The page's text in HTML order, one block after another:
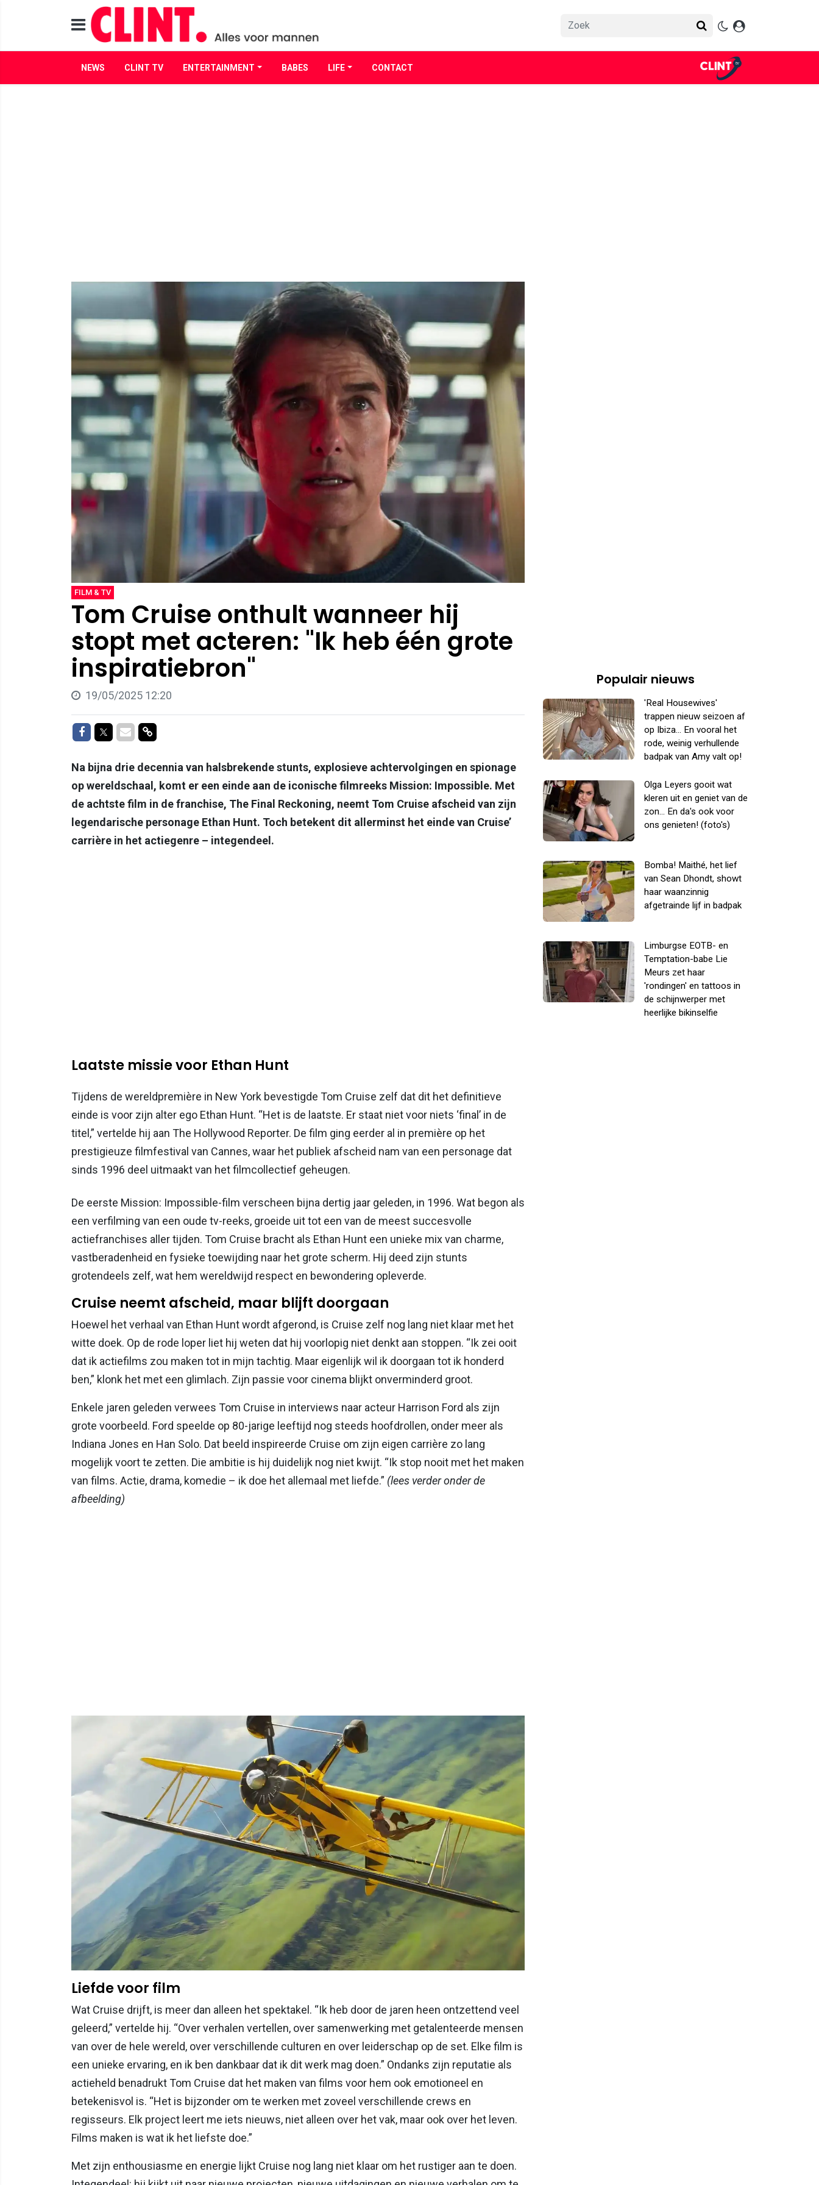
NEWS CLINT TV ENTERTAINMENT BABES LIFE CONTACT
FILM & TV
Tom Cruise onthult wanneer hij
stopt met acteren: "Ik heb één grote
inspiratiebron"
19/05/2025 12:20
Delen op Facebook
Delen op Twitter
Delen via Mail
Delen via link
Na bijna drie decennia van halsbrekende stunts, explosieve achtervolgingen en spionage
op wereldschaal, komt er een einde aan de iconische filmreeks Mission: Impossible. Met
de achtste film in de franchise, The Final Reckoning, neemt Tom Cruise afscheid van zijn
legendarische personage Ethan Hunt. Toch betekent dit allerminst het einde van Cruise’
carrière in het actiegenre – integendeel.
Laatste missie voor Ethan Hunt
Tijdens de wereldpremière in New York bevestigde Tom Cruise zelf dat dit het definitieve
einde is voor zijn alter ego Ethan Hunt. “Het is de laatste. Er staat niet voor niets ‘final’ in de
titel,” vertelde hij aan The Hollywood Reporter. De film ging eerder al in première op het
prestigieuze filmfestival van Cannes, waar het publiek afscheid nam van een personage dat
sinds 1996 deel uitmaakt van het filmcollectief geheugen.
De eerste Mission: Impossible-film verscheen bijna dertig jaar geleden, in 1996. Wat begon als
een verfilming van een oude tv-reeks, groeide uit tot een van de meest succesvolle
actiefranchises aller tijden. Tom Cruise bracht als Ethan Hunt een unieke mix van charme,
vastberadenheid en fysieke toewijding naar het grote scherm. Hij deed zijn stunts
grotendeels zelf, wat hem wereldwijd respect en bewondering opleverde.
Cruise neemt afscheid, maar blijft doorgaan
Hoewel het verhaal van Ethan Hunt wordt afgerond, is Cruise zelf nog lang niet klaar met het
witte doek. Op de rode loper liet hij weten dat hij voorlopig niet denkt aan stoppen. “Ik zei ooit
dat ik actiefilms zou maken tot in mijn tachtig. Maar eigenlijk wil ik doorgaan tot ik honderd
ben,” klonk het met een glimlach. Zijn passie voor cinema blijkt onverminderd groot.
Enkele jaren geleden verwees Tom Cruise in interviews naar acteur Harrison Ford als zijn
grote voorbeeld. Ford speelde op 80-jarige leeftijd nog steeds hoofdrollen, onder meer als
Indiana Jones en Han Solo. Dat beeld inspireerde Cruise om zijn eigen carrière zo lang
mogelijk voort te zetten. Die ambitie is hij duidelijk nog niet kwijt. “Ik stop nooit met het maken
van films. Actie, drama, komedie – ik doe het allemaal met liefde.” (lees verder onder de
afbeelding)
Liefde voor film
Wat Cruise drijft, is meer dan alleen het spektakel. “Ik heb door de jaren heen ontzettend veel
geleerd,” vertelde hij. “Over verhalen vertellen, over samenwerking met getalenteerde mensen
van over de hele wereld, over verschillende culturen en over leiderschap op de set. Elke film is
een unieke ervaring, en ik ben dankbaar dat ik dit werk mag doen.” Ondanks zijn reputatie als
actieheld benadrukt Tom Cruise dat het maken van films voor hem ook emotioneel en
betekenisvol is. “Het is bijzonder om te werken met zoveel verschillende crews en
regisseurs. Elk project leert me iets nieuws, niet alleen over het vak, maar ook over het leven.
Films maken is wat ik het liefste doe.”
Met zijn enthousiasme en energie lijkt Cruise nog lang niet klaar om het rustiger aan te doen.
Populair nieuws
'Real Housewives'
trappen nieuw seizoen af
op Ibiza... En vooral het
rode, weinig verhullende
badpak van Amy valt op!
Olga Leyers gooit wat
kleren uit en geniet van de
zon... En da's ook voor
ons genieten! (foto's)
Bomba! Maithé, het lief
van Sean Dhondt, showt
haar waanzinnig
afgetrainde lijf in badpak
Limburgse EOTB- en
Temptation-babe Lie
Meurs zet haar
'rondingen' en tattoos in
de schijnwerper met
heerlijke bikinselfie